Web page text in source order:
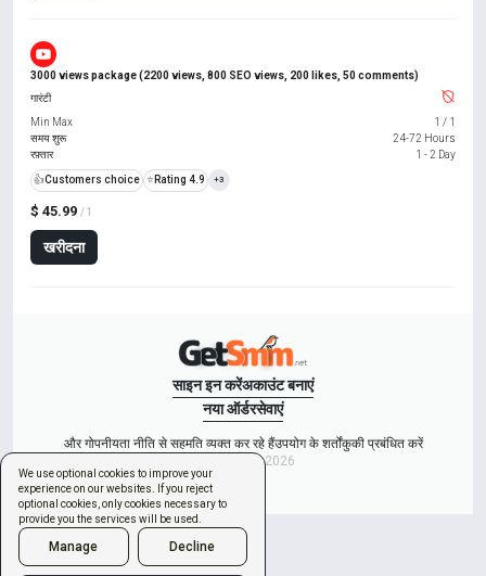
We use optional cookies to improve your
experience on our websites. If you reject
optional cookies, only cookies necessary to
provide you the services will be used.
Manage Decline
3000 views package (2200 views, 800 SEO views, 200 likes, 50 comments)
$ 45.99 / 1
खरीदना
गारंटी
Min Max
1 / 1
समय शुरू
24-72 Hours
रफ़्तार
1 - 2 Day
👍Customers choice ⭐ Rating 4.9 +3
साइन इन करेंअकाउंट बनाएं
नया ऑर्डरसेवाएं
और गोपनीयता नीति से सहमति व्यक्त कर रहे हैंउपयोग के शर्तोंकुकी प्रबंधित करें
Copyright © 2026